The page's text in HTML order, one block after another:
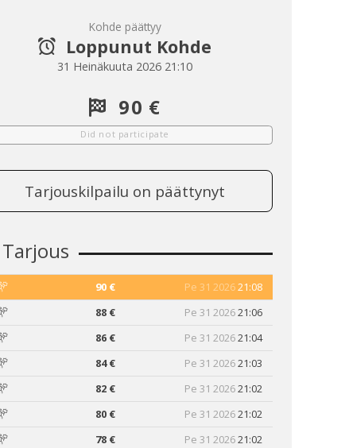
Kohde päättyy
Loppunut Kohde
31 Heinäkuuta 2026 21:10
90 €
Did not participate
Tarjouskilpailu on päättynyt
Tarjous
90 € Pe 31 202621:08
88 € Pe 31 202621:06
86 € Pe 31 202621:04
84 € Pe 31 202621:03
82 € Pe 31 202621:02
80 € Pe 31 202621:02
78 € Pe 31 202621:02